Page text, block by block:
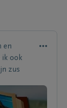
en
ik ook
zus